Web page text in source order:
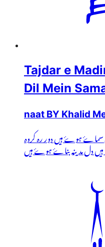
Tajdar e
Dil Mein
naat BY Khalid
ہوۓ ہیں دور رہ کروہ
دل مدینہ بناۓ ہوۓ ہیں